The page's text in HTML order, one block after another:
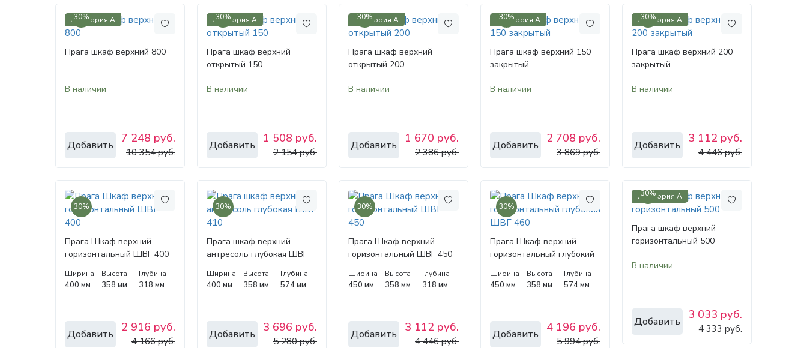
Категория А
30%
Прага шкаф верхний 800
В наличии
Добавить 7 248 руб.
10 354 руб.
Категория А
30%
Прага шкаф верхний
открытый 150
В наличии
Добавить 1 508 руб.
2 154 руб.
Категория А
30%
Прага шкаф верхний
открытый 200
В наличии
Добавить 1 670 руб.
2 386 руб.
Категория А
30%
Прага шкаф верхний 150
закрытый
В наличии
Добавить 2 708 руб.
3 869 руб.
Категория А
30%
Прага шкаф верхний 200
закрытый
В наличии
Добавить 3 112 руб.
4 446 руб.
30%
Прага Шкаф верхний
горизонтальный ШВГ 400
Ширина
400 мм
Высота
358 мм
Глубина
318 мм
Добавить 2 916 руб.
4 166 руб.
30%
Прага шкаф верхний
антресоль глубокая ШВГ
Ширина
400 мм
Высота
358 мм
Глубина
574 мм
Добавить 3 696 руб.
5 280 руб.
30%
Прага Шкаф верхний
горизонтальный ШВГ 450
Ширина
450 мм
Высота
358 мм
Глубина
318 мм
Добавить 3 112 руб.
4 446 руб.
30%
Прага Шкаф верхний
горизонтальный глубокий
Ширина
450 мм
Высота
358 мм
Глубина
574 мм
Добавить 4 196 руб.
5 994 руб.
Категория А
30%
Прага шкаф верхний
горизонтальный 500
В наличии
Добавить 3 033 руб.
4 333 руб.